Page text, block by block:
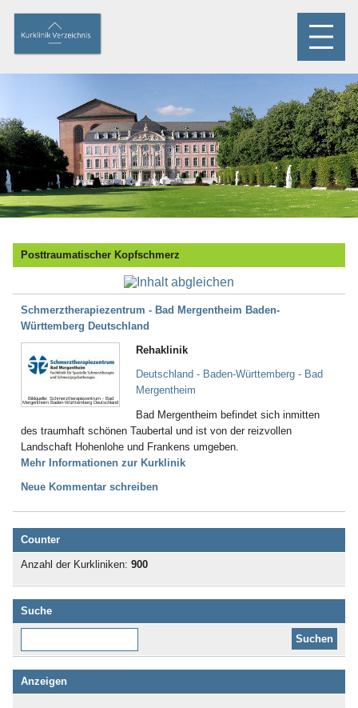
Posttraumatischer Kopfschmerz
Schmerztherapiezentrum - Bad Mergentheim Baden-
Württemberg Deutschland
Bildquelle: Schmerztherapiezentrum - Bad
Mergentheim Baden-Württemberg Deutschland
Rehaklinik
Deutschland - Baden-Württemberg - Bad
Mergentheim
Bad Mergentheim befindet sich inmitten
des traumhaft schönen Taubertal und ist von der reizvollen
Landschaft Hohenlohe und Frankens umgeben.
Mehr Informationen zur Kurklinik
Neue Kommentar schreiben
Counter
Anzahl der Kurkliniken: 900
Suche
Anzeigen